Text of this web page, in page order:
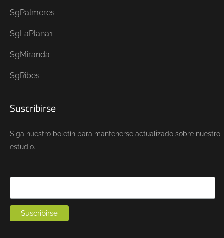
SgPalmeres
SgLaPlana1
SgMiranda
SgRibes
Suscribirse
Siga nuestro boletín para mantenerse actualizado sobre nuestro
estudio.